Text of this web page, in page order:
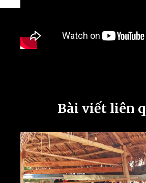
Bài viết liên